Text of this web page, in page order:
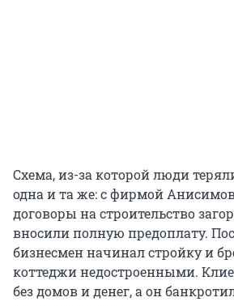
Схема, из-за которой люди
одна и та же: с фирмой
договоры на строительство
вносили полную предоплату.
бизнесмен начинал стройку и
коттеджи недостроенными.
без домов и денег, а он